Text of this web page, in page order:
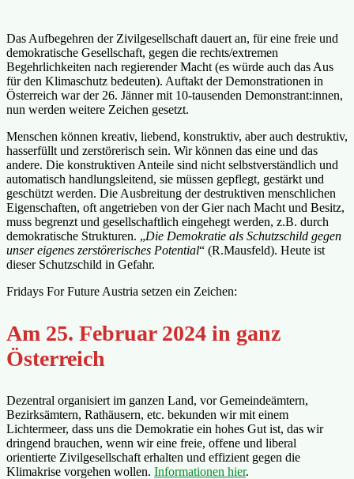
Das Aufbegehren der Zivilgesellschaft dauert an, für eine freie und
demokratische Gesellschaft, gegen die rechts/extremen
Begehrlichkeiten nach regierender Macht (es würde auch das Aus
für den Klimaschutz bedeuten). Auftakt der Demonstrationen in
Österreich war der 26. Jänner mit 10-tausenden Demonstrant:innen,
nun werden weitere Zeichen gesetzt.
Menschen können kreativ, liebend, konstruktiv, aber auch destruktiv,
hasserfüllt und zerstörerisch sein. Wir können das eine und das
andere. Die konstruktiven Anteile sind nicht selbstverständlich und
automatisch handlungsleitend, sie müssen gepflegt, gestärkt und
geschützt werden. Die Ausbreitung der destruktiven menschlichen
Eigenschaften, oft angetrieben von der Gier nach Macht und Besitz,
muss begrenzt und gesellschaftlich eingehegt werden, z.B. durch
demokratische Strukturen. „Die Demokratie als Schutzschild gegen
unser eigenes zerstörerisches Potential“ (R.Mausfeld). Heute ist
dieser Schutzschild in Gefahr.
Fridays For Future Austria setzen ein Zeichen:
Am 25. Februar 2024 in ganz
Österreich
Dezentral organisiert im ganzen Land, vor Gemeindeämtern,
Bezirksämtern, Rathäusern, etc. bekunden wir mit einem
Lichtermeer, dass uns die Demokratie ein hohes Gut ist, das wir
dringend brauchen, wenn wir eine freie, offene und liberal
orientierte Zivilgesellschaft erhalten und effizient gegen die
Klimakrise vorgehen wollen. Informationen hier.